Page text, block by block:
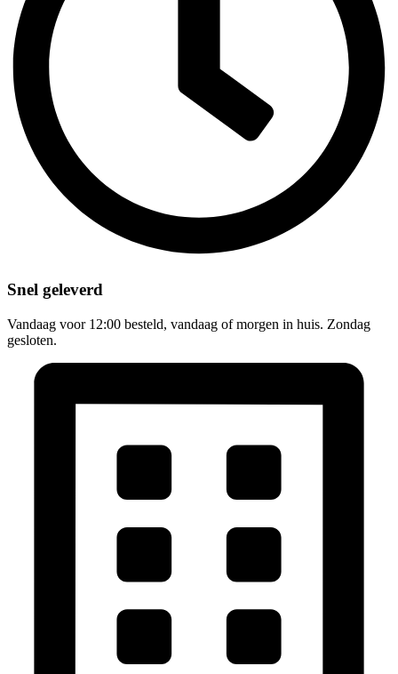
Snel geleverd
Vandaag voor 12:00 besteld, vandaag of morgen in huis. Zondag
gesloten.